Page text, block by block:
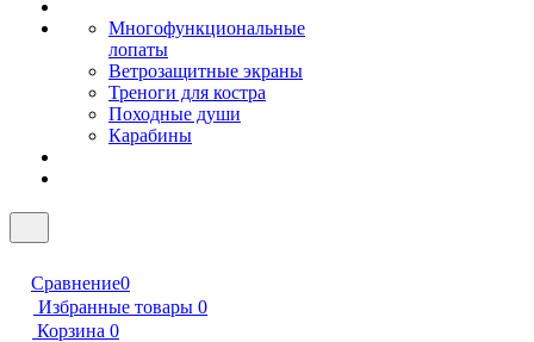
Многофункциональные
лопаты
Ветрозащитные экраны
Треноги для костра
Походные души
Карабины
Сравнение0
Избранные товары 0
Корзина 0